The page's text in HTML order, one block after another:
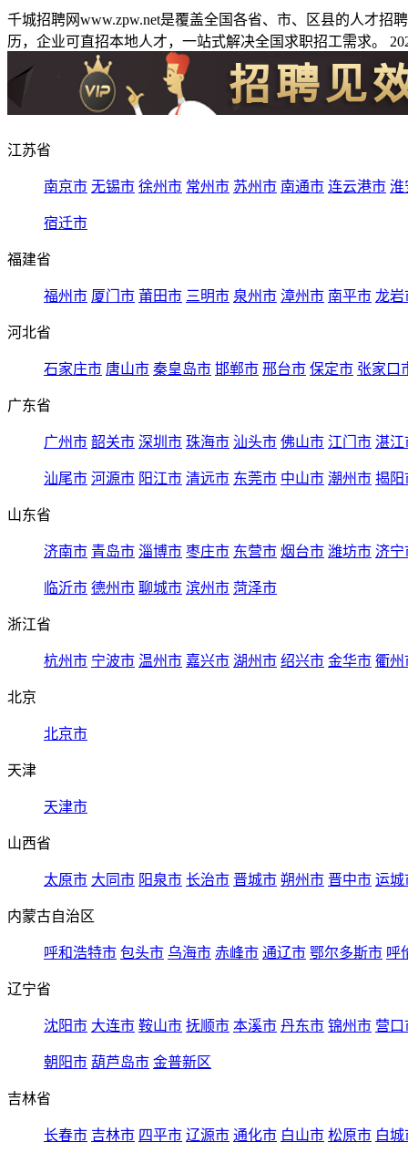
千城招聘网www.zpw.net是覆盖全国各省、市、区县的人才
历，企业可直招本地人才，一站式解决全国求职招工需求。
江苏省
南京市 无锡市 徐州市 常州市 苏州市 南通市 连云港市 淮
宿迁市
福建省
福州市 厦门市 莆田市 三明市 泉州市 漳州市 南平市 龙岩
河北省
石家庄市 唐山市 秦皇岛市 邯郸市 邢台市 保定市 张家口
广东省
广州市 韶关市 深圳市 珠海市 汕头市 佛山市 江门市 湛江
汕尾市 河源市 阳江市 清远市 东莞市 中山市 潮州市 揭阳
山东省
济南市 青岛市 淄博市 枣庄市 东营市 烟台市 潍坊市 济宁
临沂市 德州市 聊城市 滨州市 菏泽市
浙江省
杭州市 宁波市 温州市 嘉兴市 湖州市 绍兴市 金华市 衢州
北京
北京市
天津
天津市
山西省
太原市 大同市 阳泉市 长治市 晋城市 朔州市 晋中市 运城
内蒙古自治区
呼和浩特市 包头市 乌海市 赤峰市 通辽市 鄂尔多斯市 呼
辽宁省
沈阳市 大连市 鞍山市 抚顺市 本溪市 丹东市 锦州市 营口
朝阳市 葫芦岛市 金普新区
吉林省
长春市 吉林市 四平市 辽源市 通化市 白山市 松原市 白城